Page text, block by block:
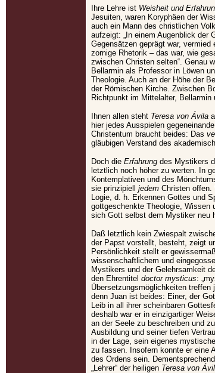
Ihre Lehre ist Weisheit und
Jesuiten, waren Koryphäen der
auch ein Mann des christlichen
aufzeigt: „In einem Augenblick der
Gegensätzen geprägt war,
zornige Rhetorik – das war, wie
zwischen Christen selten“. Genau
Bellarmin als Professor in Löwen
Theologie. Auch an der Höhe der
der Römischen Kirche. Zwischen
Richtpunkt im Mittelalter,
Ihnen allen steht Teresa von Ávila
hier jedes Ausspielen
Christentum braucht beides: Das
gläubigen Verstand des
Doch die Erfahrung des Mystikers
letztlich noch höher zu werten. In
Kontemplativen und des
sie prinzipiell jedem Christen offen.
Logie, d. h. Erkennen Gottes und
gottgeschenkte Theologie,
sich Gott selbst dem Mystiker neu
Daß letztlich kein Zwiespalt
der Papst vorstellt, besteht, zeigt
Persönlichkeit stellt er
wissenschaftlichem und
Mystikers und der Gelehrsamkeit
den Ehrentitel doctor mysticus:
Übersetzungsmöglichkeiten
denn Juan ist beides: Einer, der
Leib in all ihrer scheinbaren
deshalb war er in einzigartiger
an der Seele zu beschreiben und
Ausbildung und seiner tiefen
in der Lage, sein eigenes
zu fassen. Insofern konnte er eine
des Ordens sein.
„Lehrer“ der heiligen Teresa von